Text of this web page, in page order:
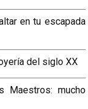
en tu escapada
del siglo XX
Maestros: mucho